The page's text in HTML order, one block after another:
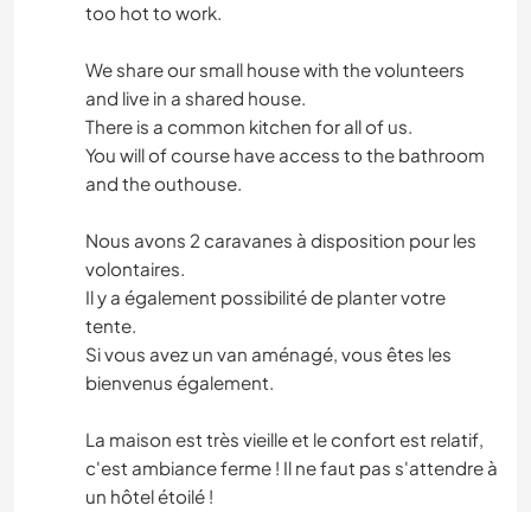
too hot to work.
We share our small house with the volunteers
and live in a shared house.
There is a common kitchen for all of us.
You will of course have access to the bathroom
and the outhouse.
Nous avons 2 caravanes à disposition pour les
volontaires.
Il y a également possibilité de planter votre
tente.
Si vous avez un van aménagé, vous êtes les
bienvenus également.
La maison est très vieille et le confort est relatif,
c'est ambiance ferme ! Il ne faut pas s'attendre à
un hôtel étoilé !